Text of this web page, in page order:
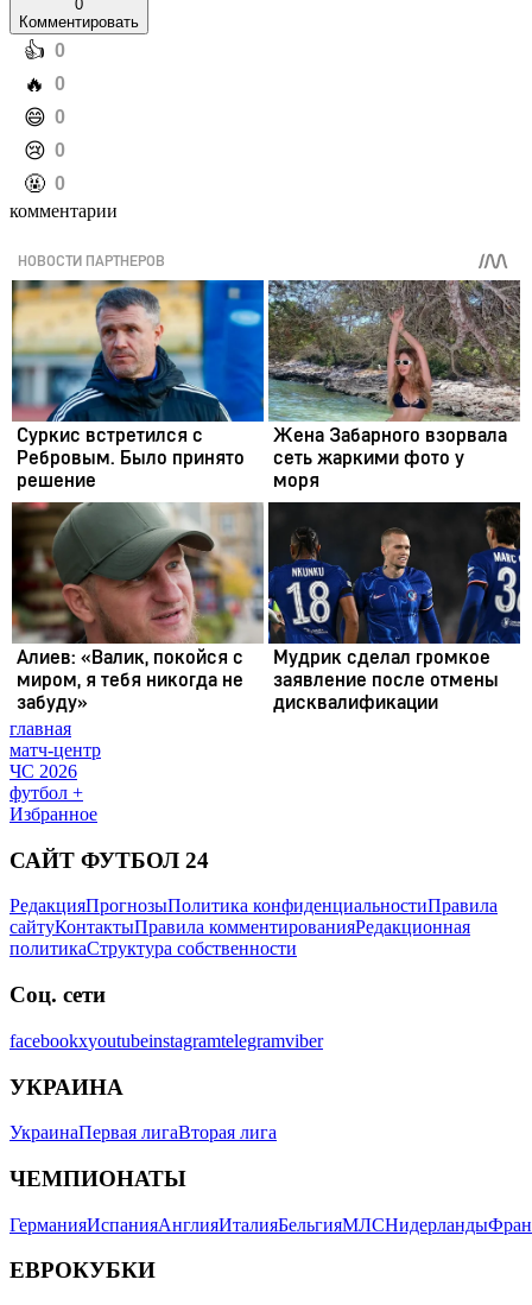
0
Комментировать
️👍 0
️🔥 0
️😄 0
️😢 0
️🤬 0
комментарии
главная
матч-центр
ЧС 2026
футбол +
Избранное
САЙТ ФУТБОЛ 24
РедакцияПрогнозыПолитика конфиденциальностиПравила
сайтуКонтактыПравила комментированияРедакционная
политикаСтруктура собственности
Соц. сети
facebookxyoutubeinstagramtelegramviber
УКРАИНА
УкраинаПервая лигаВторая лига
ЧЕМПИОНАТЫ
ГерманияИспанияАнглияИталияБельгияМЛСНидерланды
ЕВРОКУБКИ